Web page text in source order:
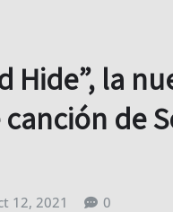
Hide”, la
de
12, 2021 0